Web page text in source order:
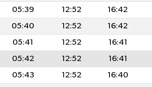
05:39 12:52 16:42
05:40 12:52 16:42
05:41 12:52 16:41
05:42 12:52 16:41
05:43 12:52 16:40